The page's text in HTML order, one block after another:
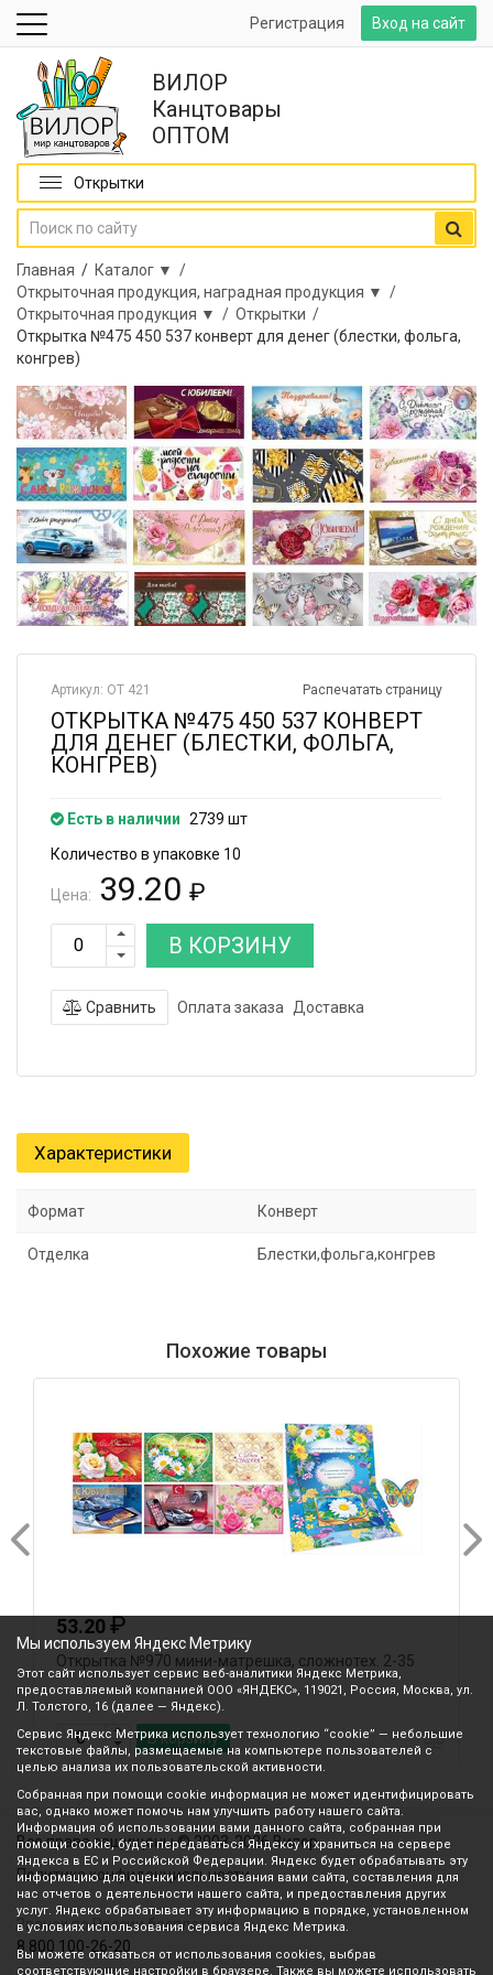
Вход на сайт
Регистрация
ВИЛОР
Канцтовары
ОПТОМ
Открытки
Главная / Каталог ▼ /
Открыточная продукция, наградная продукция ▼ /
Открыточная продукция ▼ / Открытки /
Открытка №475 450 537 конверт для денег (блестки, фольга,
конгрев)
Распечатать страницу
Артикул: ОТ 421
ОТКРЫТКА №475 450 537 КОНВЕРТ
ДЛЯ ДЕНЕГ (БЛЕСТКИ, ФОЛЬГА,
КОНГРЕВ)
Есть в наличии 2739 шт
Количество в упаковке 10
Цена: 39.20 ₽
В КОРЗИНУ
Сравнить Оплата заказа Доставка
Характеристики
Формат Конверт
Отделка Блестки,фольга,конгрев
Похожие товары
53.20₽
Открытка №970 мини-матрешка, сложнотех. 2-35
В корзину
Все права защищены © 2003-2026 Вилор
Политика конфиденциальности
Звонок по России бесплатный
8 800 100-26-20
Мы используем Яндекс Метрику
Этот сайт использует сервис веб-аналитики Яндекс Метрика,
предоставляемый компанией ООО «ЯНДЕКС», 119021, Россия, Москва, ул.
Л. Толстого, 16 (далее — Яндекс).
Сервис Яндекс Метрика использует технологию “cookie” — небольшие
текстовые файлы, размещаемые на компьютере пользователей с
целью анализа их пользовательской активности.
Собранная при помощи cookie информация не может идентифицировать
вас, однако может помочь нам улучшить работу нашего сайта.
Информация об использовании вами данного сайта, собранная при
помощи cookie, будет передаваться Яндексу и храниться на сервере
Яндекса в ЕС и Российской Федерации. Яндекс будет обрабатывать эту
информацию для оценки использования вами сайта, составления для
нас отчетов о деятельности нашего сайта, и предоставления других
услуг. Яндекс обрабатывает эту информацию в порядке, установленном
в условиях использования сервиса Яндекс Метрика.
Вы можете отказаться от использования cookies, выбрав
соответствующие настройки в браузере. Также вы можете использовать